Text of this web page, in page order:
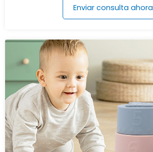
Enviar consulta ahora